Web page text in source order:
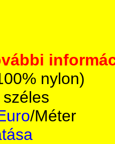
nylon)
/Méter